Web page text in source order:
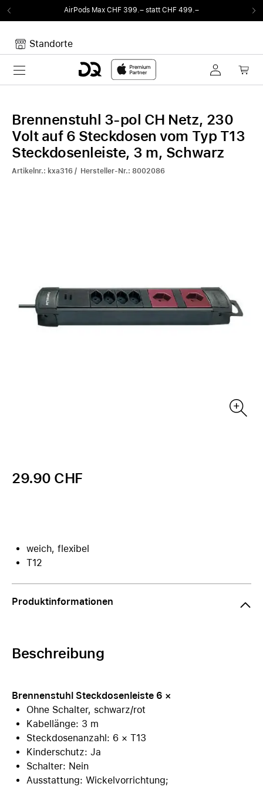
AirPods Max CHF 399.– statt CHF 499.–
Standorte
Toggle navigation
Brennenstuhl 3-pol CH Netz, 230
Volt auf 6 Steckdosen vom Typ T13
Steckdosenleiste, 3 m, Schwarz
Artikelnr.: kxa316 / Hersteller-Nr.: 8002086
29.90 CHF
weich, flexibel
T12
Produktinformationen
Beschreibung
Brennenstuhl Steckdosenleiste 6 ×
Ohne Schalter, schwarz/rot
Kabellänge: 3 m
Steckdosenanzahl: 6 × T13
Kinderschutz: Ja
Schalter: Nein
Ausstattung: Wickelvorrichtung;